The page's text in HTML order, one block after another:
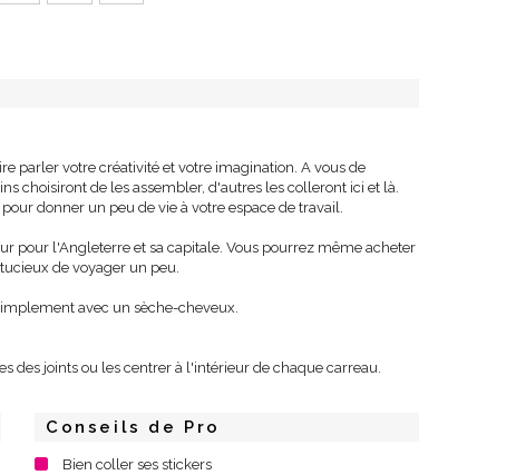
parler votre créativité et votre imagination. A vous de
choisiront de les assembler, d'autres les colleront ici et là.
donner un peu de vie à votre espace de travail.
pour l'Angleterre et sa capitale. Vous pourrez même acheter
de voyager un peu.
avec un sèche-cheveux.
des joints ou les centrer à l'intérieur de chaque carreau.
Conseils de Pro
Bien coller ses stickers